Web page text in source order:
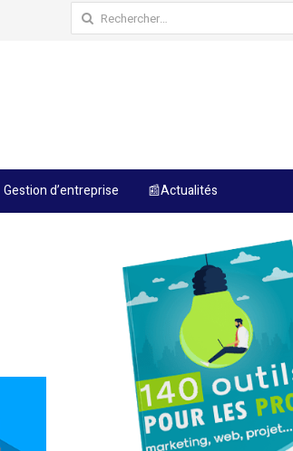
Rechercher :
Gestion d’entreprise 📰Actualités